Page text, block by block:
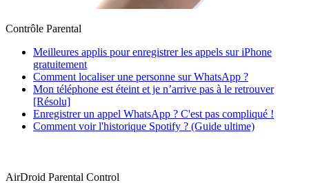
Contrôle Parental
Meilleures applis pour enregistrer les appels sur iPhone
gratuitement
Comment localiser une personne sur WhatsApp ?
Mon téléphone est éteint et je n’arrive pas à le retrouver
[Résolu]
Enregistrer un appel WhatsApp ? C'est pas compliqué !
Comment voir l'historique Spotify ? (Guide ultime)
AirDroid Parental Control